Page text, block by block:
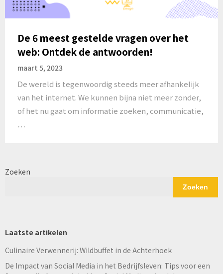
De 6 meest gestelde vragen over het
web: Ontdek de antwoorden!
maart 5, 2023
De wereld is tegenwoordig steeds meer afhankelijk
van het internet. We kunnen bijna niet meer zonder,
of het nu gaat om informatie zoeken, communicatie,
…
Zoeken
Zoeken
Laatste artikelen
Culinaire Verwennerij: Wildbuffet in de Achterhoek
De Impact van Social Media in het Bedrijfsleven: Tips voor een